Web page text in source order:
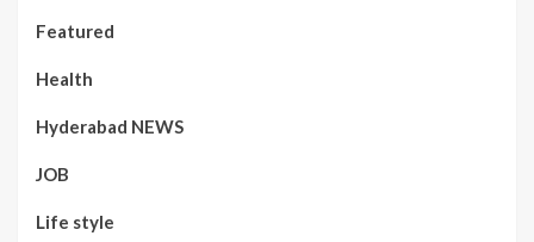
Featured
Health
Hyderabad NEWS
JOB
Life style